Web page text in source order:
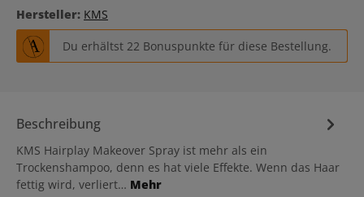
Hersteller: KMS
Du erhältst 22 Bonuspunkte für diese Bestellung.
Beschreibung
KMS Hairplay Makeover Spray ist mehr als ein
Trockenshampoo, denn es hat viele Effekte. Wenn das Haar
fettig wird, verliert… Mehr